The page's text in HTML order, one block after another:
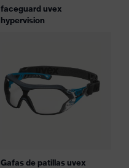
faceguard uvex
hypervision
Gafas de patillas uvex